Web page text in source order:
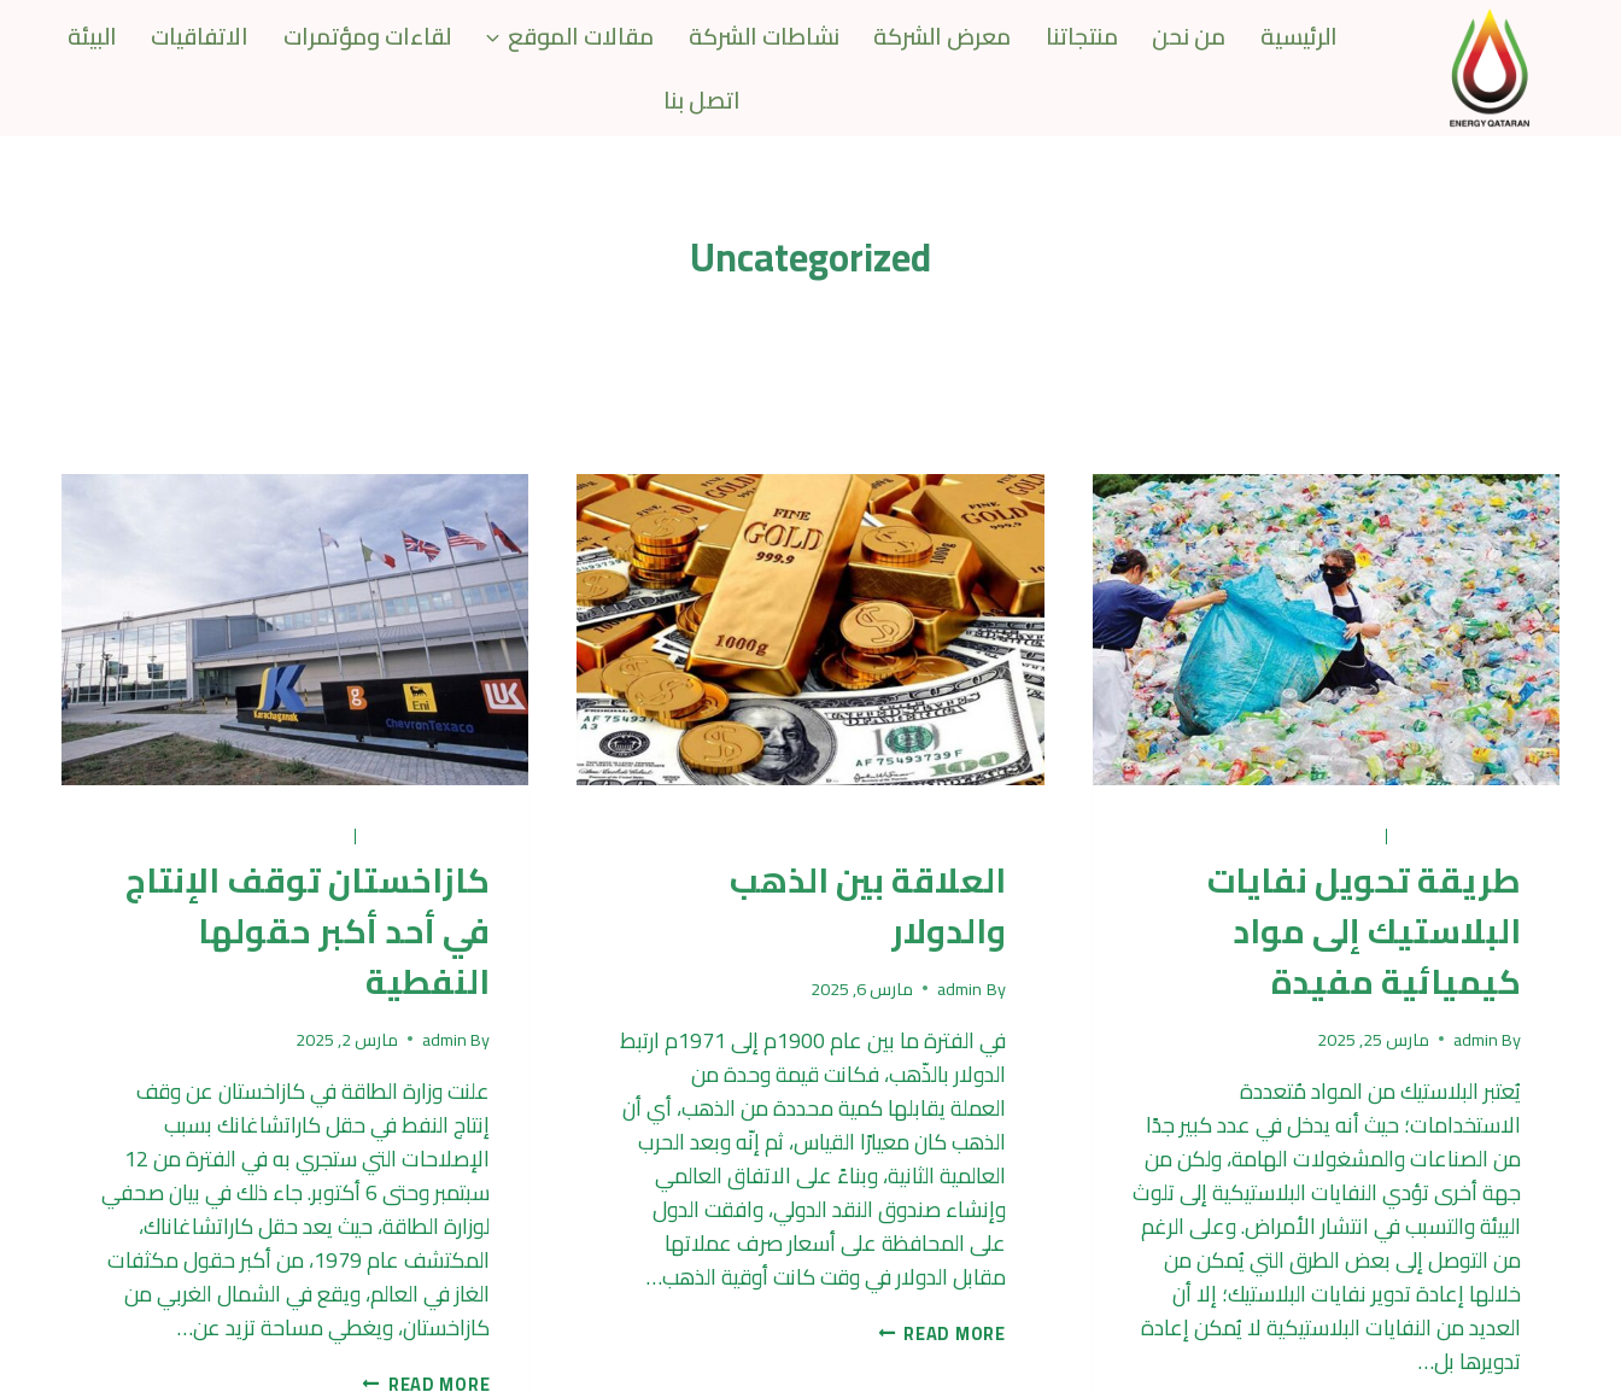
الرئيسية من نحن منتجاتنا معرض الشركة نشاطات الشركة مقالات الموقع لقاءات ومؤتمرات الاتفاقيات
البيئة
اتصل بنا
Uncategorized
|
طريقة تحويل نفايات
البلاستيك إلى مواد
كيميائية مفيدة
By
admin مارس 25, 2025
يُعتبر البلاستيك من المواد مُتعددة
الاستخدامات؛ حيث أنه يدخل في عدد كبير جدًا
من الصناعات والمشغولات الهامة، ولكن من
جهة أخرى تؤدي النفايات البلاستيكية إلى تلوث
البيئة والتسبب في انتشار الأمراض. وعلى الرغم
من التوصل إلى بعض الطرق التي يُمكن من
خلالها إعادة تدوير نفايات البلاستيك؛ إلا أن
العديد من النفايات البلاستيكية لا يُمكن إعادة
تدويرها بل…
العلاقة بين الذهب
والدولار
By
admin مارس 6, 2025
في الفترة ما بين عام 1900م إلى 1971م ارتبط
الدولار بالذّهب، فكانت قيمة وحدة من
العملة يقابلها كمية محددة من الذهب، أي أن
الذهب كان معيارًا القياس، ثم إنّه وبعد الحرب
العالمية الثانية، وبناءً على الاتفاق العالمي
وإنشاء صندوق النقد الدولي، وافقت الدول
على المحافظة على أسعار صرف عملاتها
مقابل الدولار في وقت كانت أوقية الذهب…
READ MOREالعلاقة
|
كازاخستان توقف الإنتاج
في أحد أكبر حقولها
النفطية
By
admin مارس 2, 2025
علنت وزارة الطاقة في كازاخستان عن وقف
إنتاج النفط في حقل كاراتشاغانك بسبب
الإصلاحات التي ستجري به في الفترة من 12
سبتمبر وحتى 6 أكتوبر. جاء ذلك في بيان صحفي
لوزارة الطاقة، حيث يعد حقل كاراتشاغاناك،
المكتشف عام 1979، من أكبر حقول مكثفات
الغاز في العالم، ويقع في الشمال الغربي من
كازاخستان، ويغطي مساحة تزيد عن…
READ MORE كازاخستان